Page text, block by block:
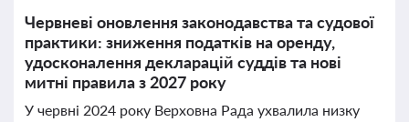
Червневі оновлення законодавства та судової
практики: зниження податків на оренду,
удосконалення декларацій суддів та нові
митні правила з 2027 року
У червні 2024 року Верховна Рада ухвалила низку